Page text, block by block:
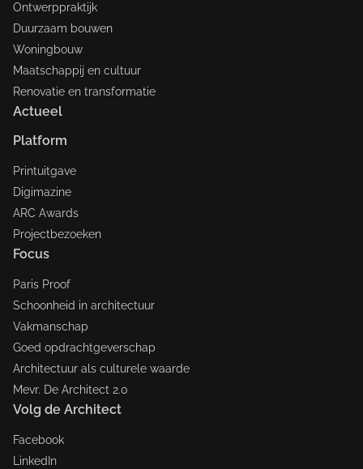
Ontwerppraktijk
Duurzaam bouwen
Woningbouw
Maatschappij en cultuur
Renovatie en transformatie
Actueel
Platform
Printuitgave
Digimazine
ARC Awards
Projectbezoeken
Focus
Paris Proof
Schoonheid in architectuur
Vakmanschap
Goed opdrachtgeverschap
Architectuur als culturele waarde
Mevr. De Architect 2.0
Volg de Architect
Facebook
LinkedIn